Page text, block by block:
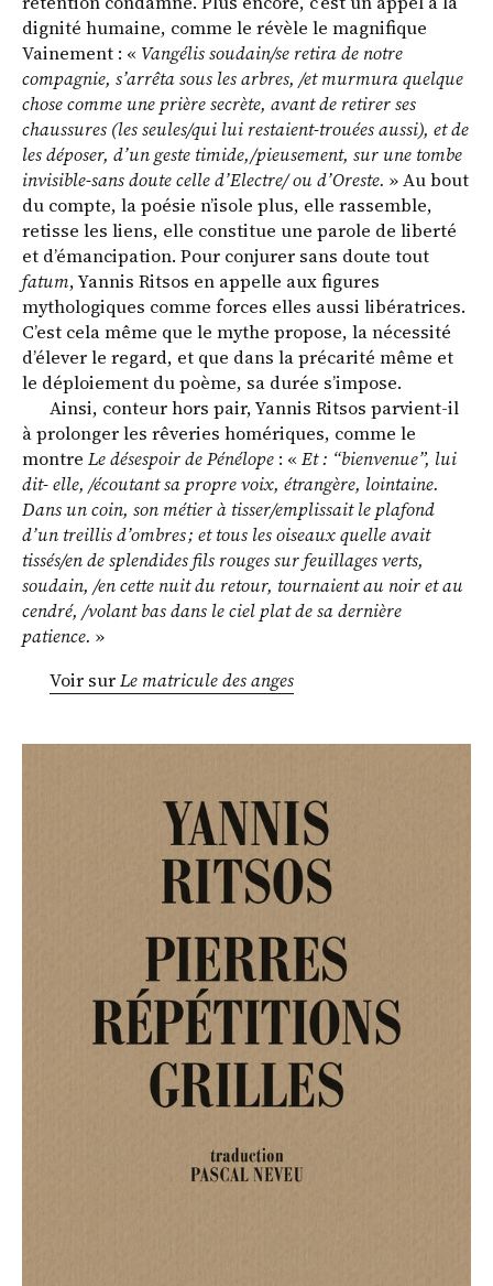
dignité humaine, comme le révèle le magnifique
Vainement : « Vangélis soudain/se retira de notre
compagnie, s’arrêta sous les arbres, /et murmura quelque
chose comme une prière secrète, avant de retirer ses
chaussures (les seules/qui lui restaient-trouées aussi), et de
les déposer, d’un geste timide,/pieusement, sur une tombe
invisible-sans doute celle d’Electre/ ou d’Oreste. » Au bout
du compte, la poésie n’isole plus, elle rassemble,
retisse les liens, elle constitue une parole de liberté
et d’émancipation. Pour conjurer sans doute tout
fatum, Yannis Ritsos en appelle aux figures
mythologiques comme forces elles aussi libératrices.
C’est cela même que le mythe propose, la nécessité
d’élever le regard, et que dans la précarité même et
le déploiement du poème, sa durée s’impose.
Ainsi, conteur hors pair, Yannis Ritsos parvient-il
à prolonger les rêveries homériques, comme le
montre Le désespoir de Pénélope : « Et : “bienvenue”, lui
dit- elle, /écoutant sa propre voix, étrangère, lointaine.
Dans un coin, son métier à tisser/emplissait le plafond
d’un treillis d’ombres ; et tous les oiseaux quelle avait
tissés/en de splendides fils rouges sur feuillages verts,
soudain, /en cette nuit du retour, tournaient au noir et au
cendré, /volant bas dans le ciel plat de sa dernière
patience. »
Voir surLe matricule des anges